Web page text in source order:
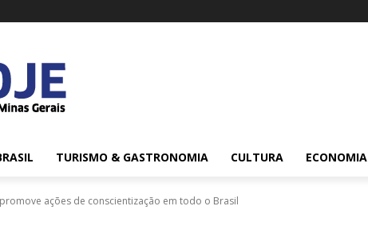
TURISMO & GASTRONOMIA CULTURA ECONOMIA
ações de conscientização em todo o Brasil